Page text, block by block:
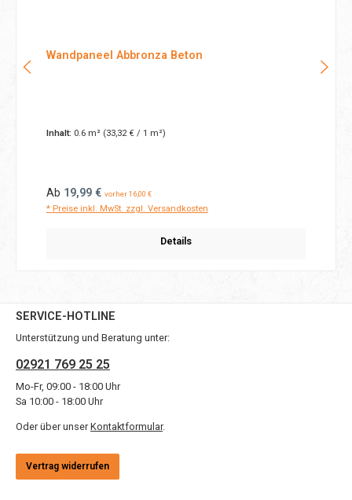
Wandpaneel Abbronza Beton
Inhalt: 0.6 m² (33,32 € / 1 m²)
Regulärer Preis:
Ab 19,99 € vorher 16,00 €
* Preise inkl. MwSt. zzgl. Versandkosten
Details
SERVICE-HOTLINE
Unterstützung und Beratung unter:
02921 769 25 25
Mo-Fr, 09:00 - 18:00 Uhr
Sa 10:00 - 18:00 Uhr
Oder über unser Kontaktformular.
Vertrag widerrufen